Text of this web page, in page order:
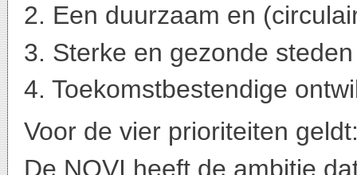
2. Een duurzaam en
3. Sterke en gezonde
4. Toekomstbestendige
Voor de vier prioriteiten
De NOVI heeft de ambitie